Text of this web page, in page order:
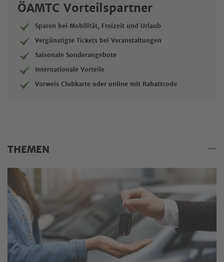
ÖAMTC Vorteilspartner
Sparen bei Mobilität, Freizeit und Urlaub
Vergünstigte Tickets bei Veranstaltungen
Saisonale Sonderangebote
Internationale Vorteile
Vorweis Clubkarte oder online mit Rabattcode
THEMEN
Themen